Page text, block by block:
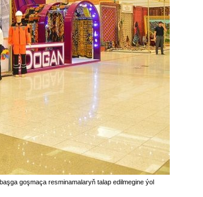
goşmaça resminamalaryň talap edilmegine ýol